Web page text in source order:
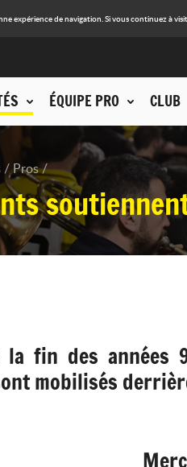
expérience de navigation. Si vous continuez à
ÉQUIPE PRO CLUB
Pros
la fin des
mobilisés